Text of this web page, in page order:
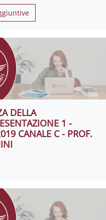
DELLA
1 -
CANALE C - PROF.